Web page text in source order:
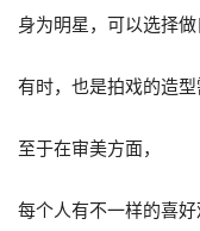
身为明星，可以选择
有时，也是拍戏的造型
至于在审美方面，
每个人有不一样的喜